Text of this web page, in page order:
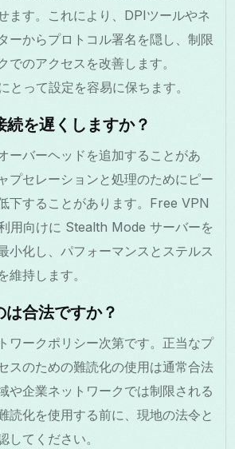
ます。これにより、DPIツールやネ
ーからプロトコル署名を隠し、制限
でのアクセスを改善します。
とって設定を容易に保ちます。
続を遅くしますか？
ーバーヘッドを追加することがあ
プセレーションと処理のためにピー
下することがあります。Free VPN
用向けに Stealth Mode サーバーを
小化し、パフォーマンスとステルス
維持します。
合法ですか？
ワークポリシー次第です。正当なプ
スのための難読化の使用は通常合法
や企業ネットワークでは制限される
読化を使用する前に、現地の法令と
してください。